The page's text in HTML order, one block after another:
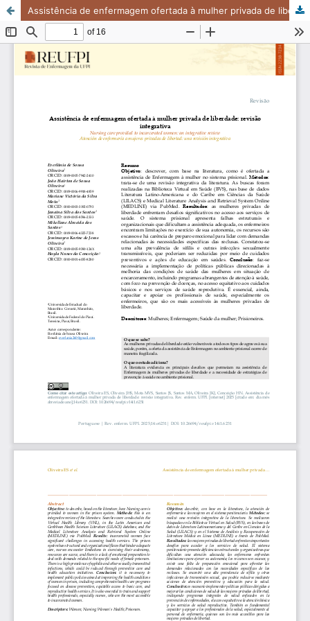
Assistência de enfermagem ofertada à mulher privada de liberdade: revisão integrativa